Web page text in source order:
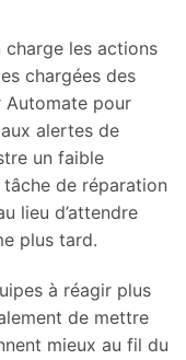
les actions
chargées des
Automate pour
alertes de
un faible
de réparation
lieu d’attendre
plus tard.
à réagir plus
de mettre
mieux au fil du